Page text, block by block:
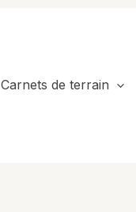
Carnets de terrain